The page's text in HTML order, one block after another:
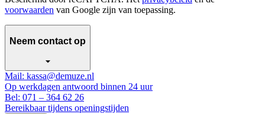
voorwaarden van Google zijn van toepassing.
Neem contact op
Mail: kassa@demuze.nl
Op werkdagen antwoord binnen 24 uur
Bel: 071 – 364 62 26
Bereikbaar tijdens openingstijden